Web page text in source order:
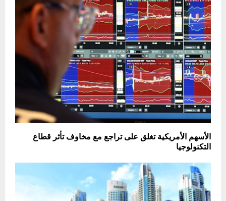
الأسهم الأمريكية تغلق على تراجع مع مخاوف تأثر قطاع
التكنولوجيا